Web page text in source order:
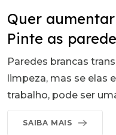
Quer
Pinte as
Paredes brancas
limpeza, mas se elas
trabalho, pode ser
SAIBA MAIS